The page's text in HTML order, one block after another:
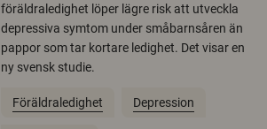
föräldraledighet löper lägre risk att utveckla
depressiva symtom under småbarnsåren än
pappor som tar kortare ledighet. Det visar en
ny svensk studie.
Föräldraledighet Depression